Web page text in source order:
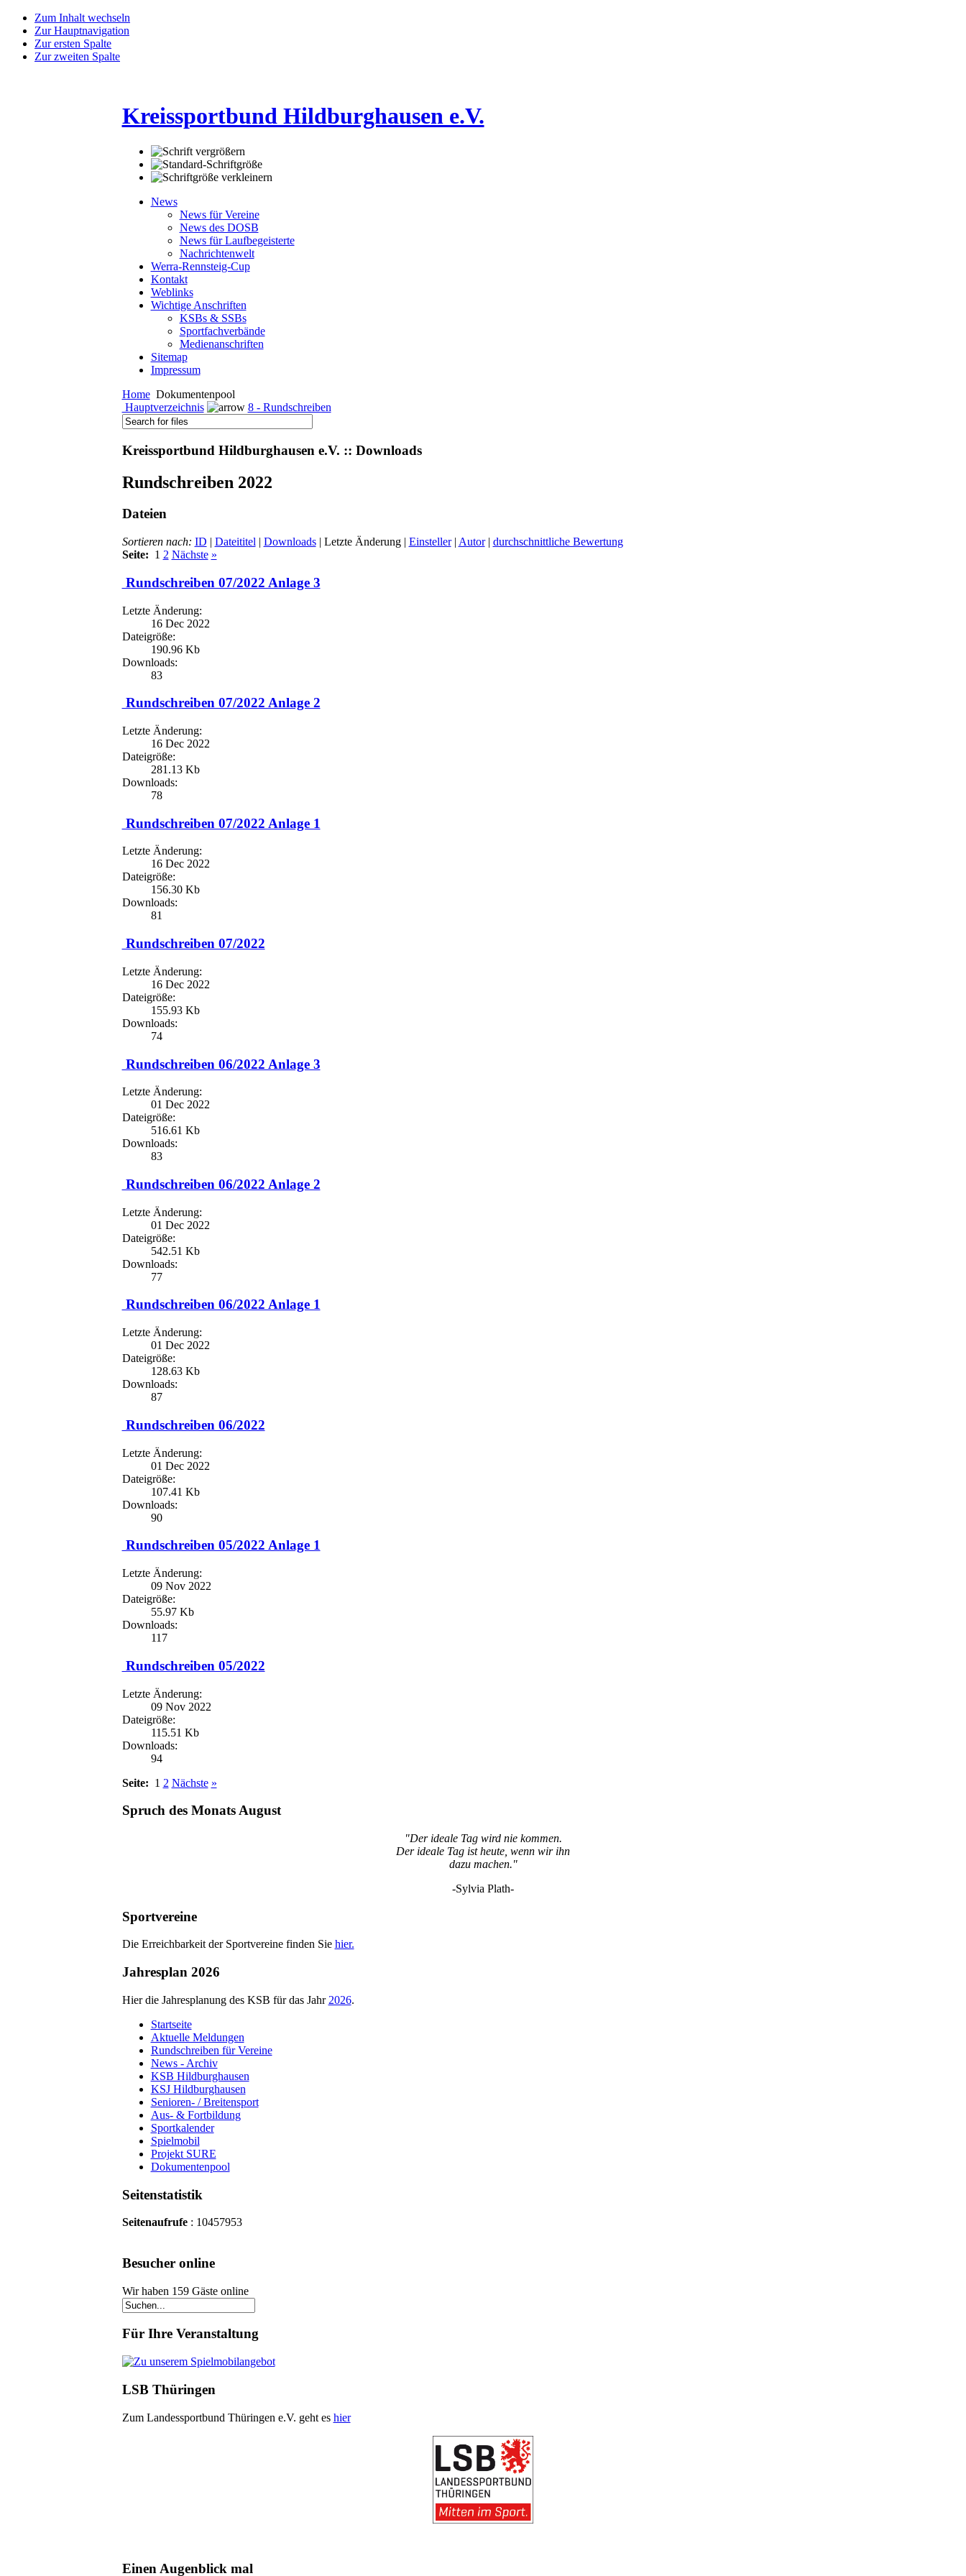
Zum Inhalt wechseln
Zur Hauptnavigation
Zur ersten Spalte
Zur zweiten Spalte
Kreissportbund Hildburghausen e.V.
News
News für Vereine
News des DOSB
News für Laufbegeisterte
Nachrichtenwelt
Werra-Rennsteig-Cup
Kontakt
Weblinks
Wichtige Anschriften
KSBs & SSBs
Sportfachverbände
Medienanschriften
Sitemap
Impressum
Home Dokumentenpool
Hauptverzeichnis
8 - Rundschreiben
Kreissportbund Hildburghausen e.V. :: Downloads
Rundschreiben 2022
Dateien
Sortieren nach: ID | Dateititel | Downloads| Letzte Änderung | Einsteller| Autor| durchschnittliche Bewertung
Seite: 1 2 Nächste »
Rundschreiben 07/2022 Anlage 3
Letzte Änderung:
16 Dec 2022
Dateigröße:
190.96 Kb
Downloads:
83
Rundschreiben 07/2022 Anlage 2
Letzte Änderung:
16 Dec 2022
Dateigröße:
281.13 Kb
Downloads:
78
Rundschreiben 07/2022 Anlage 1
Letzte Änderung:
16 Dec 2022
Dateigröße:
156.30 Kb
Downloads:
81
Rundschreiben 07/2022
Letzte Änderung:
16 Dec 2022
Dateigröße:
155.93 Kb
Downloads:
74
Rundschreiben 06/2022 Anlage 3
Letzte Änderung:
01 Dec 2022
Dateigröße:
516.61 Kb
Downloads:
83
Rundschreiben 06/2022 Anlage 2
Letzte Änderung:
01 Dec 2022
Dateigröße:
542.51 Kb
Downloads:
77
Rundschreiben 06/2022 Anlage 1
Letzte Änderung:
01 Dec 2022
Dateigröße:
128.63 Kb
Downloads:
87
Rundschreiben 06/2022
Letzte Änderung:
01 Dec 2022
Dateigröße:
107.41 Kb
Downloads:
90
Rundschreiben 05/2022 Anlage 1
Letzte Änderung:
09 Nov 2022
Dateigröße:
55.97 Kb
Downloads:
117
Rundschreiben 05/2022
Letzte Änderung:
09 Nov 2022
Dateigröße:
115.51 Kb
Downloads:
94
Seite: 1 2 Nächste »
Spruch des Monats August
"Der ideale Tag wird nie kommen.
Der ideale Tag ist heute, wenn wir ihn
dazu machen."
-Sylvia Plath-
Sportvereine
Die Erreichbarkeit der Sportvereine finden Sie hier.
Jahresplan 2026
Hier die Jahresplanung des KSB für das Jahr 2026.
Startseite
Aktuelle Meldungen
Rundschreiben für Vereine
News - Archiv
KSB Hildburghausen
KSJ Hildburghausen
Senioren- / Breitensport
Aus- & Fortbildung
Sportkalender
Spielmobil
Projekt SURE
Dokumentenpool
Seitenstatistik
Seitenaufrufe: 10457953
Besucher online
Wir haben 159 Gäste online
Für Ihre Veranstaltung
LSB Thüringen
Zum Landessportbund Thüringen e.V. geht es hier
Einen Augenblick mal